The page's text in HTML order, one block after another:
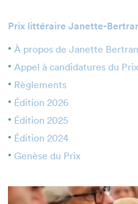
Bénévoles
Médias
Prix littéraire Janette-
À propos de Janette
Appel à candidatures du
Règlements
Édition 2026
Édition 2025
Édition 2024
Genèse du Prix